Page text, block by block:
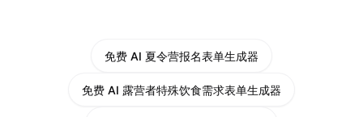
免费 AI 夏令营报名表单生成器
免费 AI 露营者特殊饮食需求表单生成器